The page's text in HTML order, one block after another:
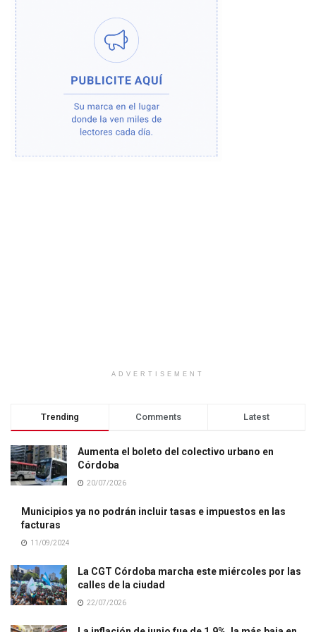
ADVERTISEMENT
Trending Comments Latest
Aumenta el boleto del colectivo urbano en
Córdoba
20/07/2026
Municipios ya no podrán incluir tasas e impuestos en las
facturas
11/09/2024
La CGT Córdoba marcha este miércoles por las
calles de la ciudad
22/07/2026